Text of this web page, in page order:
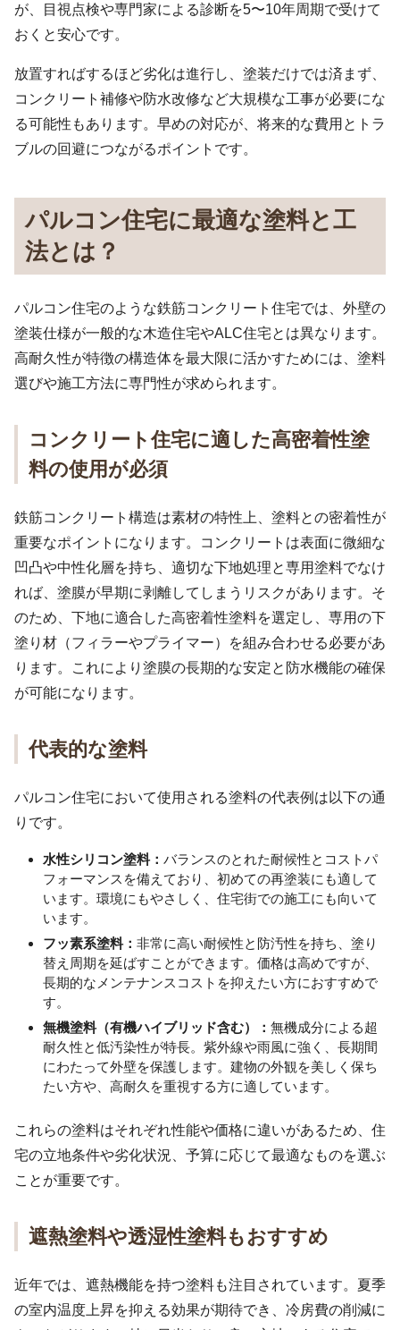
が、目視点検や専門家による診断を5〜10年周期で受けて
おくと安心です。
放置すればするほど劣化は進行し、塗装だけでは済まず、
コンクリート補修や防水改修など大規模な工事が必要にな
る可能性もあります。早めの対応が、将来的な費用とトラ
ブルの回避につながるポイントです。
パルコン住宅に最適な塗料と工
法とは？
パルコン住宅のような鉄筋コンクリート住宅では、外壁の
塗装仕様が一般的な木造住宅やALC住宅とは異なります。
高耐久性が特徴の構造体を最大限に活かすためには、塗料
選びや施工方法に専門性が求められます。
コンクリート住宅に適した高密着性塗
料の使用が必須
鉄筋コンクリート構造は素材の特性上、塗料との密着性が
重要なポイントになります。コンクリートは表面に微細な
凹凸や中性化層を持ち、適切な下地処理と専用塗料でなけ
れば、塗膜が早期に剥離してしまうリスクがあります。そ
のため、下地に適合した高密着性塗料を選定し、専用の下
塗り材（フィラーやプライマー）を組み合わせる必要があ
ります。これにより塗膜の長期的な安定と防水機能の確保
が可能になります。
代表的な塗料
パルコン住宅において使用される塗料の代表例は以下の通
りです。
水性シリコン塗料： バランスのとれた耐候性とコストパ
フォーマンスを備えており、初めての再塗装にも適して
います。環境にもやさしく、住宅街での施工にも向いて
います。
フッ素系塗料： 非常に高い耐候性と防汚性を持ち、塗り
替え周期を延ばすことができます。価格は高めですが、
長期的なメンテナンスコストを抑えたい方におすすめで
す。
無機塗料（有機ハイブリッド含む）： 無機成分による超
耐久性と低汚染性が特長。紫外線や雨風に強く、長期間
にわたって外壁を保護します。建物の外観を美しく保ち
たい方や、高耐久を重視する方に適しています。
これらの塗料はそれぞれ性能や価格に違いがあるため、住
宅の立地条件や劣化状況、予算に応じて最適なものを選ぶ
ことが重要です。
遮熱塗料や透湿性塗料もおすすめ
近年では、遮熱機能を持つ塗料も注目されています。夏季
の室内温度上昇を抑える効果が期待でき、冷房費の削減に